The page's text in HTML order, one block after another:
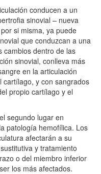
conducen a un
sinovial – nueva
si misma, ya puede
que conduzcan a una
cambios dentro de las
sinovial, conlleva más
en la articulación
y con sangrados
propio cartílago y el
segundo lugar en
patología hemofílica. Los
afectarán a su
y tratamiento
o del miembro inferior
los más afectados.